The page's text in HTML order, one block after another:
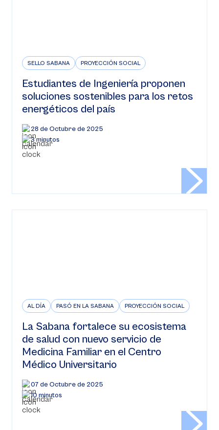
SELLO SABANA PROYECCIÓN SOCIAL
Estudiantes de Ingeniería proponen
soluciones sostenibles para los retos
energéticos del país
28 de Octubre de 2025
3 minutos
AL DÍA PASÓ EN LA SABANA PROYECCIÓN SOCIAL
La Sabana fortalece su ecosistema
de salud con nuevo servicio de
Medicina Familiar en el Centro
Médico Universitario
07 de Octubre de 2025
10 minutos